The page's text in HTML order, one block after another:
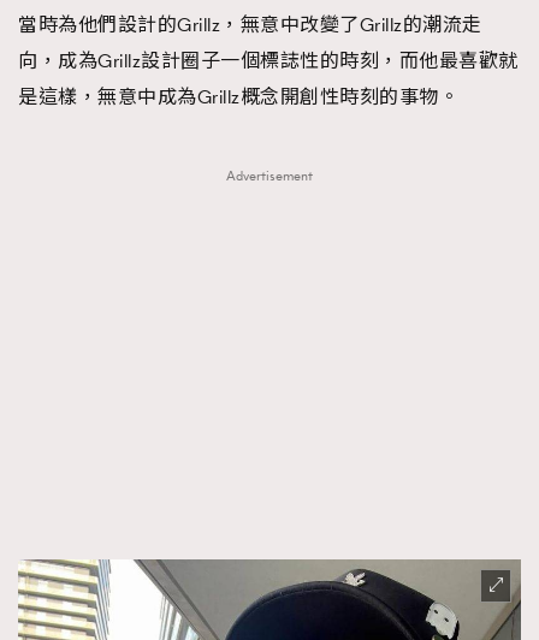
AFrenchMind
DressLikeAParisienne
EmpowerF
FashionWeek FigaroAesthetic
當時為他們設計的Grillz，無意中改變了Grillz的潮流走
向，成為Grillz設計圈子一個標誌性的時刻，而他最喜歡就
是這樣，無意中成為Grillz概念開創性時刻的事物。
Advertisement